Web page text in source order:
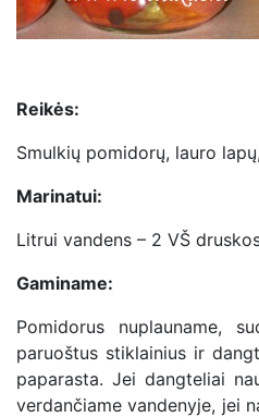
Reikės:
Smulkių pomidorų, lauro
Marinatui:
Litrui vandens – 2 VŠ
Gaminame:
Pomidorus nuplauname,
paruoštus stiklainius ir
paparasta. Jei dangteliai
verdančiame vandenyje, jei